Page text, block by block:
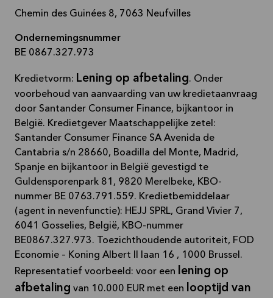
Chemin des Guinées 8, 7063 Neufvilles
Ondernemingsnummer
BE 0867.327.973
Kredietvorm: Lening op afbetaling. Onder
voorbehoud van aanvaarding van uw kredietaanvraag
door Santander Consumer Finance, bijkantoor in
België. Kredietgever Maatschappelijke zetel:
Santander Consumer Finance SA Avenida de
Cantabria s/n 28660, Boadilla del Monte, Madrid,
Spanje en bijkantoor in België gevestigd te
Guldensporenpark 81, 9820 Merelbeke, KBO-
nummer BE 0763.791.559. Kredietbemiddelaar
(agent in nevenfunctie): HEJJ SPRL, Grand Vivier 7,
6041 Gosselies, België, KBO-nummer
BE0867.327.973. Toezichthoudende autoriteit, FOD
Economie – Koning Albert II laan 16 , 1000 Brussel.
Representatief voorbeeld: voor een lening op
afbetaling van 10.000 EUR met een looptijd van